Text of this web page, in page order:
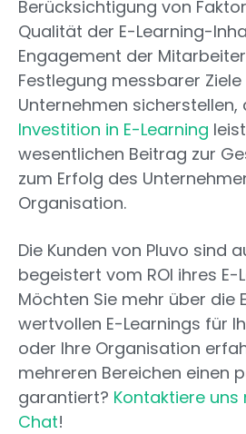
Berücksichtigung von
Qualität der E-Learning-
Engagement der
Festlegung messbarer Ziele
Unternehmen sicherstellen,
Investition in E-Learning
wesentlichen Beitrag zur
zum Erfolg des
Organisation.
Die Kunden von Pluvo sind
begeistert vom ROI ihres E-
Möchten Sie mehr über die
wertvollen E-Learnings für
oder Ihre Organisation
mehreren Bereichen einen
garantiert? Kontaktiere
Chat!